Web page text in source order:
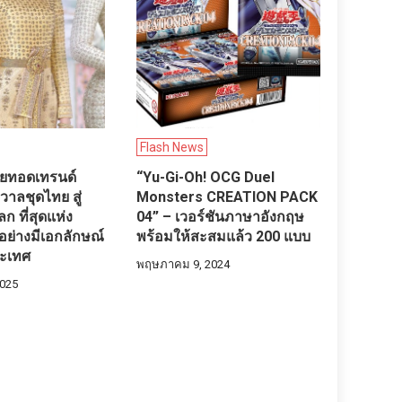
ทอดเทรนด์
าลชุดไทย สู่
ก ที่สุดแห่ง
ย่างมีเอกลักษณ์
เทศ
Flash News
“Yu-Gi-Oh! OCG Duel
Monsters CREATION PACK
04” – เวอร์ชันภาษาอังกฤษ
พร้อมให้สะสมแล้ว 200 แบบ
พฤษภาคม 9, 2024